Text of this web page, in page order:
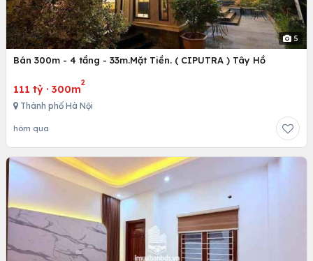
5
Bán 300m - 4 tầng - 33m.Mặt Tiền. ( CIPUTRA ) Tây Hồ
111 tỷ · 300m
2
Thành phố Hà Nội
hôm qua